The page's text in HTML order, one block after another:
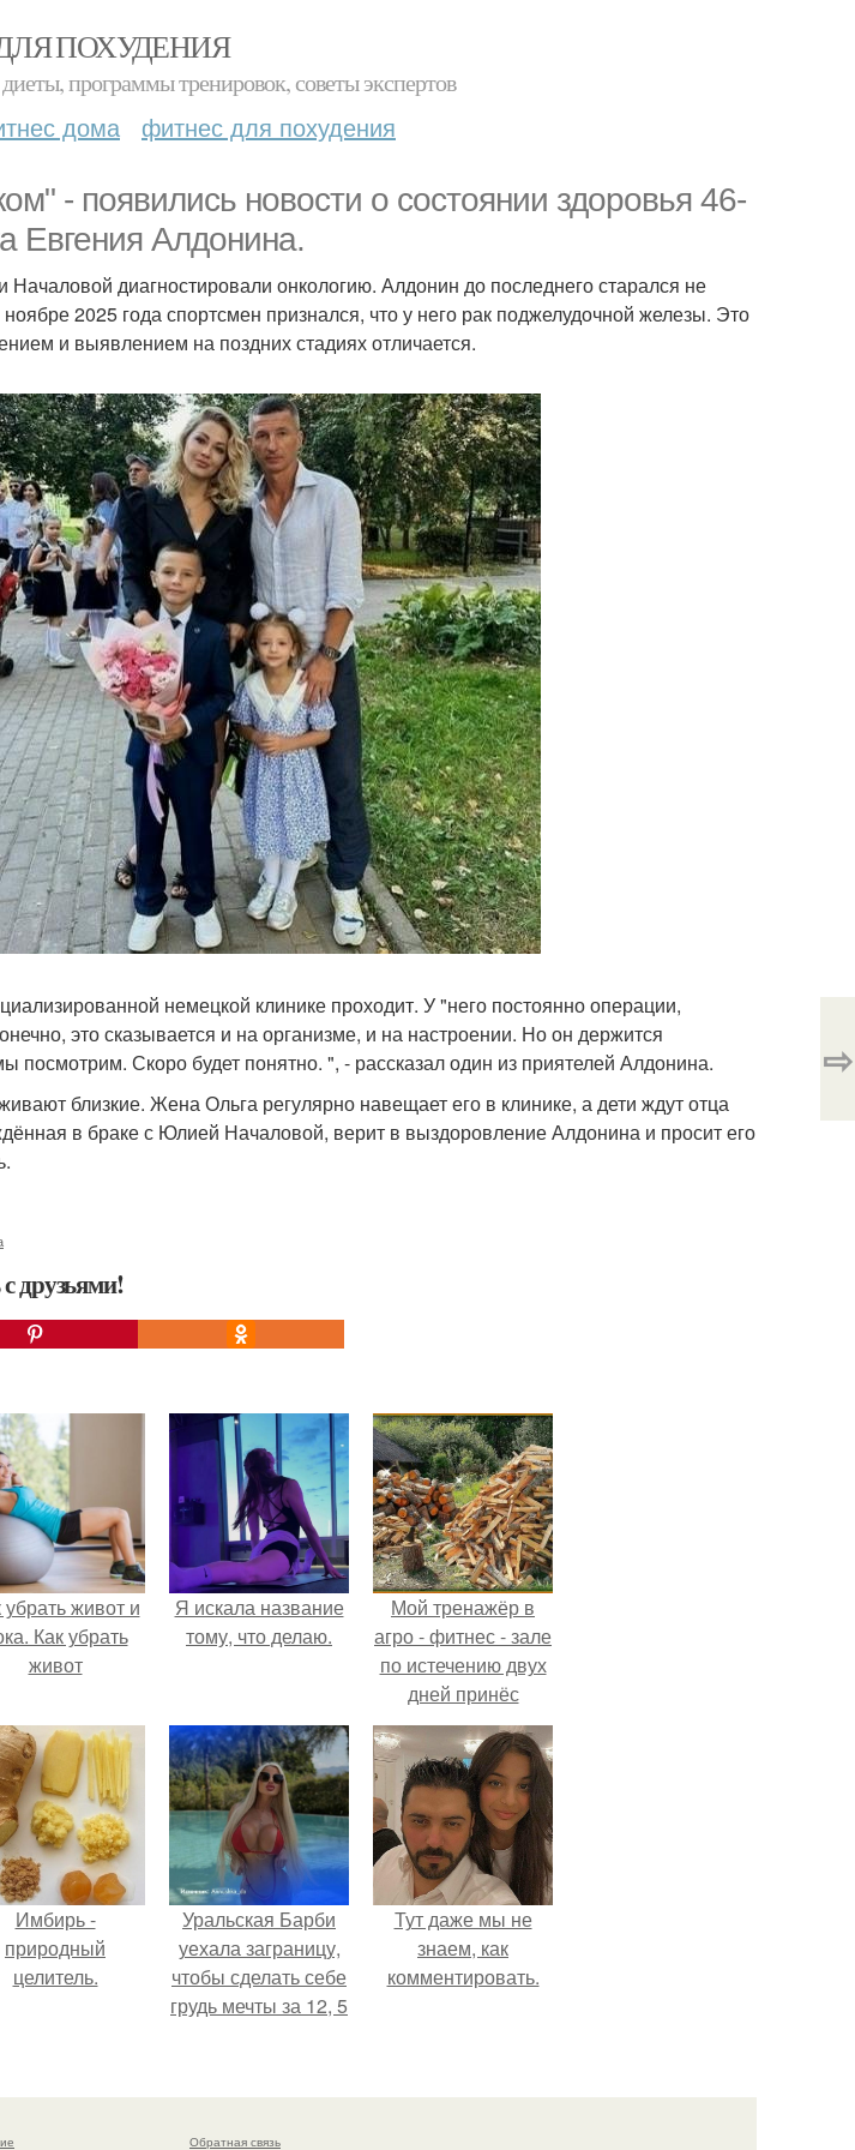
ПОХУДЕНИЯ
программы тренировок, советы экспертов
дома фитнес для похудения
- появились новости о состоянии здоровья 46-
Евгения Алдонина.
диагностировали онкологию. Алдонин до последнего старался не
2025 года спортсмен признался, что у него рак поджелудочной железы. Это
и выявлением на поздних стадиях отличается.
немецкой клинике проходит. У "него постоянно операции,
это сказывается и на организме, и на настроении. Но он держится
посмотрим. Скоро будет понятно. ", - рассказал один из приятелей Алдонина.
близкие. Жена Ольга регулярно навещает его в клинике, а дети ждут отца
в браке с Юлией Началовой, верит в выздоровление Алдонина и просит его
друзьями!
⇨
убрать живот и
Как убрать
живот
Я искала название
тому, что делаю.
Мой тренажёр в
агро - фитнес - зале
по истечению двух
дней принёс
ощутимый
результат.
Имбирь -
природный
целитель.
Уральская Барби
уехала заграницу,
чтобы сделать себе
грудь мечты за 12, 5
Тут даже мы не
знаем, как
комментировать.
Обратная связь